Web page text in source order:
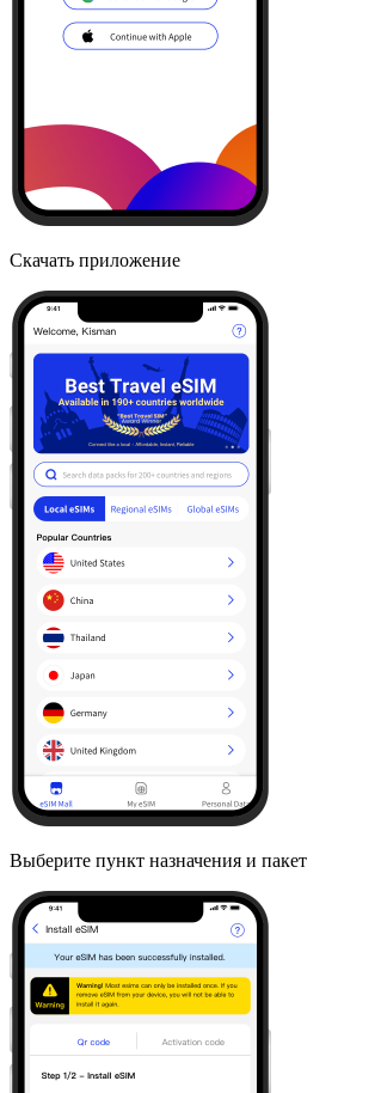
Скачать приложение
Выберите пункт назначения и пакет